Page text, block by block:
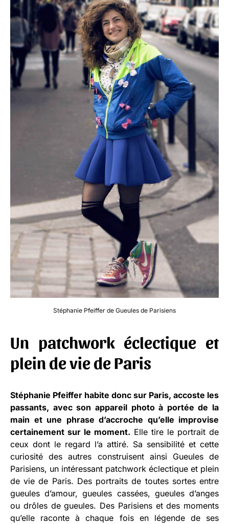
Stéphanie Pfeiffer de Gueules de Parisiens
Un patchwork éclectique et
plein de vie de Paris
Stéphanie Pfeiffer habite donc sur Paris, accoste les
passants, avec son appareil photo à portée de la
main et une phrase d’accroche qu’elle improvise
certainement sur le moment. Elle tire le portrait de
ceux dont le regard l’a attiré. Sa sensibilité et cette
curiosité des autres construisent ainsi Gueules de
Parisiens, un intéressant patchwork éclectique et plein
de vie de Paris. Des portraits de toutes sortes entre
gueules d’amour, gueules cassées, gueules d’anges
ou drôles de gueules. Des Parisiens et des moments
qu’elle raconte à chaque fois en légende de ses